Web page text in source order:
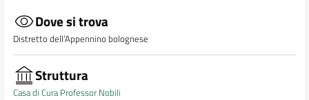
Dove si trova
Distretto dell’Appennino bolognese
Struttura
Casa di Cura Professor Nobili